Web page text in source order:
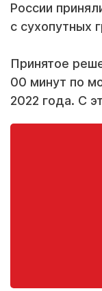
России
с сухопутных
Принятое
00 минут по
2022 года. С